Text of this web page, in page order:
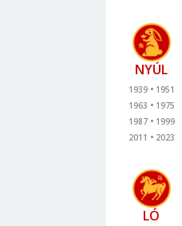
NYÚL
1939
1951
1963
1975
1987
1999
2011
2023
LÓ